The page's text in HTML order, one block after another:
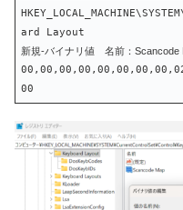
ard Layout
新規-バイナリ値 名前：Scancode
00